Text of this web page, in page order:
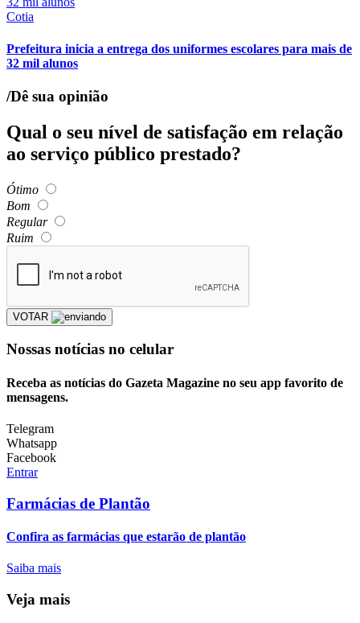
Cotia
Prefeitura inicia a entrega dos uniformes escolares para mais de
32 mil alunos
/Dê sua opinião
Qual o seu nível de satisfação em relação
ao serviço público prestado?
Ótimo
Bom
Regular
Ruim
VOTAR
Nossas notícias no celular
Receba as notícias do Gazeta Magazine no seu app favorito de
mensagens.
Telegram
Whatsapp
Facebook
Entrar
Farmácias de Plantão
Confira as farmácias que estarão de plantão
Saiba mais
Veja mais